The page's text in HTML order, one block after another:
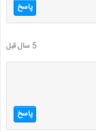
پاسخ
5 سال قبل
پاسخ